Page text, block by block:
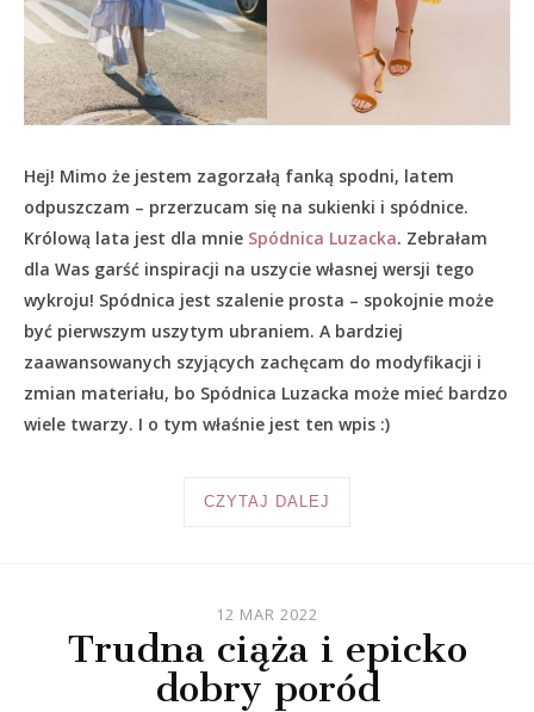
Hej! Mimo że jestem zagorzałą fanką spodni, latem
odpuszczam – przerzucam się na sukienki i spódnice.
Królową lata jest dla mnie Spódnica Luzacka. Zebrałam
dla Was garść inspiracji na uszycie własnej wersji tego
wykroju! Spódnica jest szalenie prosta – spokojnie może
być pierwszym uszytym ubraniem. A bardziej
zaawansowanych szyjących zachęcam do modyfikacji i
zmian materiału, bo Spódnica Luzacka może mieć bardzo
wiele twarzy. I o tym właśnie jest ten wpis :)
CZYTAJ DALEJ
12 MAR 2022
Trudna ciąża i epicko
dobry poród